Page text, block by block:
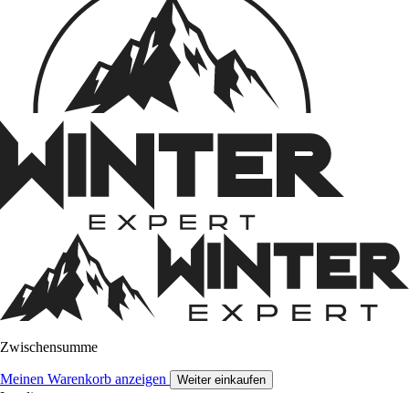
Zwischensumme
Meinen Warenkorb anzeigen Weiter einkaufen